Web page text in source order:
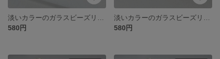
580円
580円